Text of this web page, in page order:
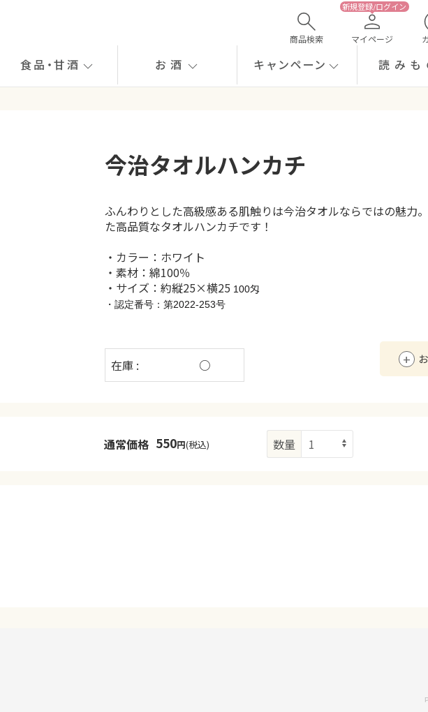
商品検索 マイページ
食品・甘酒 お酒 キャンペーン 読みも
今治タオルハンカチ
ふんわりとした高級感ある肌触りは今治タオルならではの魅力
た高品質なタオルハンカチです！
・カラー：ホワイト
・素材：綿100％
・サイズ：約縦25×横25 100匁
・認定番号：第2022-253号
在庫 : ○
通常価格 550円(税込) 数量